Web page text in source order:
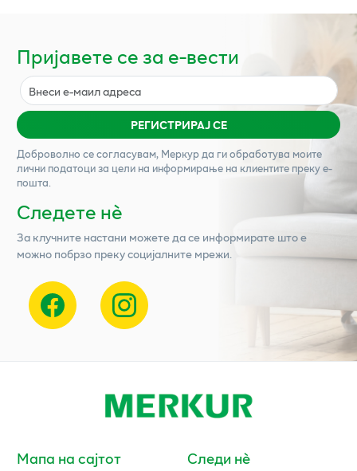
Пријавете се за е-вести
РЕГИСТРИРАЈ СЕ
Доброволно се согласувам, Меркурда ги обработува моите
лични податоци за цели на информирање на клиентите преку е-
пошта.
Следете нѐ
За клучните настани можете да се информирате што е
можно побрзо преку социјалните мрежи.
Мапа на сајтот Следи нè